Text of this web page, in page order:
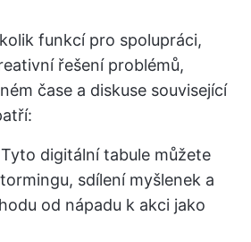
funkcí pro spolupráci,
řešení problémů,
čase a diskuse související
digitální tabule můžete
sdílení myšlenek a
od nápadu k akci jako